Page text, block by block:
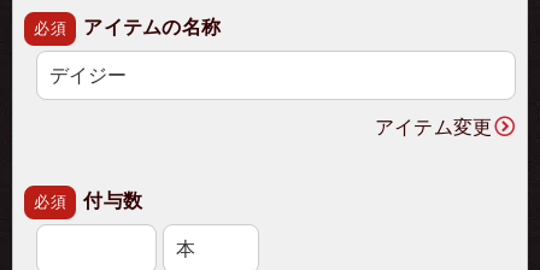
必須 アイテムの名称
アイテム変更
必須 付与数